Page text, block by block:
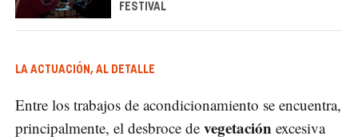
FESTIVAL
LA ACTUACIÓN, AL DETALLE
Entre los trabajos de acondicionamiento se encuentra,
principalmente, el desbroce de vegetación excesiva